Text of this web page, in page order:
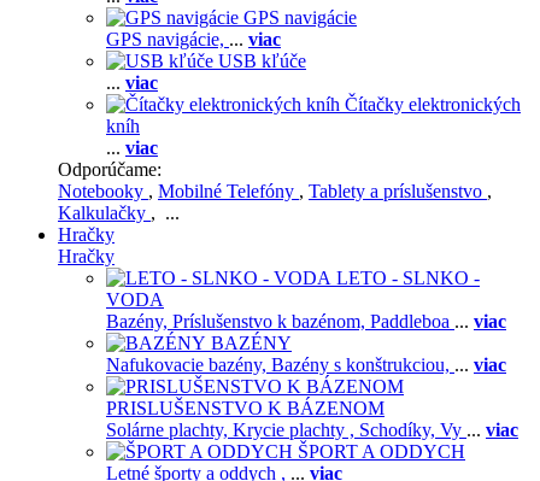
GPS navigácie
GPS navigácie, ... viac
USB kľúče
... viac
Čítačky elektronických
kníh
... viac
Odporúčame:
Notebooky , Mobilné Telefóny , Tablety a príslušenstvo ,
Kalkulačky , ...
Hračky
Hračky
LETO - SLNKO -
VODA
Bazény, Príslušenstvo k bazénom, Paddleboa ... viac
BAZÉNY
Nafukovacie bazény, Bazény s konštrukciou, ... viac
PRISLUŠENSTVO K BÁZENOM
Solárne plachty, Krycie plachty , Schodíky, Vy ... viac
ŠPORT A ODDYCH
Letné športy a oddych , ... viac